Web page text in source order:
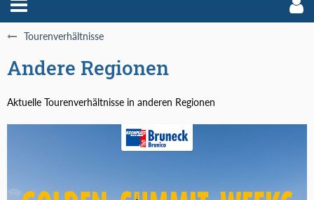
Tourenverhältnisse
Andere Regionen
Aktuelle Tourenverhältnisse in anderen Regionen